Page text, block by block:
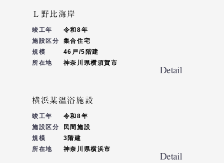
Ｌ野比海岸
竣工年
令和8年
施設区分
集合住宅
規模
46戸/5階建
所在地
神奈川県横須賀市
横浜某温浴施設
竣工年
令和8年
施設区分
民間施設
規模
3階建
所在地
神奈川県横浜市